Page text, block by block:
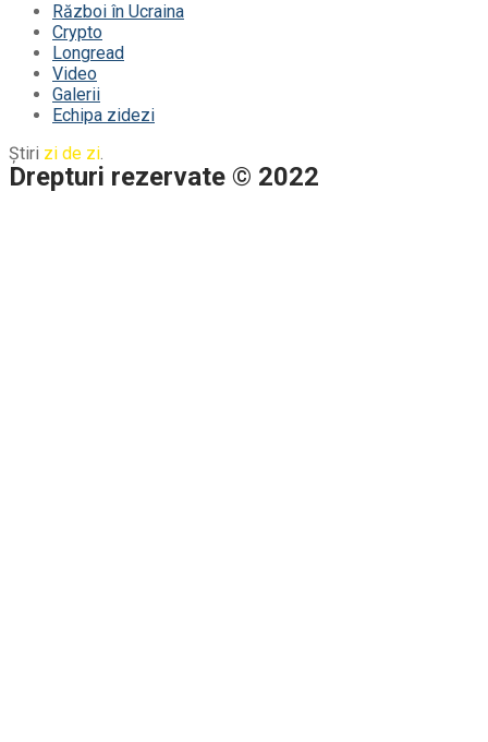
Război în Ucraina
Crypto
Longread
Video
Galerii
Echipa zidezi
Știri zi de zi.
Drepturi rezervate © 2022